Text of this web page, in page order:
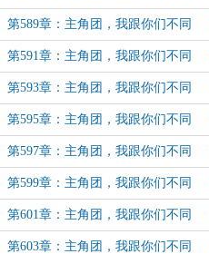
路（43）
第589章：主角团，我跟你们不同
路（45）
第591章：主角团，我跟你们不同
路（47）
第593章：主角团，我跟你们不同
路（49）
第595章：主角团，我跟你们不同
路（51）
第597章：主角团，我跟你们不同
路（53）
第599章：主角团，我跟你们不同
路（55）
第601章：主角团，我跟你们不同
路（57）
第603章：主角团，我跟你们不同